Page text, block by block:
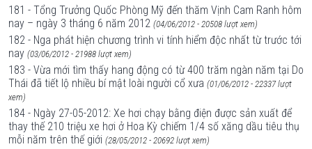
181 - Tổng Trưởng Quốc Phòng Mỹ đến thăm Vịnh Cam Ranh hôm
nay – ngày 3 tháng 6 năm 2012 (04/06/2012 - 20508 lượt xem)
182 - Nga phát hiện chương trình vi tính hiểm độc nhất từ trước tới
nay (03/06/2012 - 21988 lượt xem)
183 - Vừa mới tìm thấy hang động có từ 400 trăm ngàn năm tại Do
Thái đã tiết lộ nhiều bí mật loài người cổ xưa (01/06/2012 - 22337 lượt
xem)
184 - Ngày 27-05-2012: Xe hơi chạy bằng điện được sản xuất để
thay thế 210 triệu xe hơi ở Hoa Kỳ chiếm 1/4 số xăng dầu tiêu thụ
mỗi năm trên thế giới (28/05/2012 - 20692 lượt xem)